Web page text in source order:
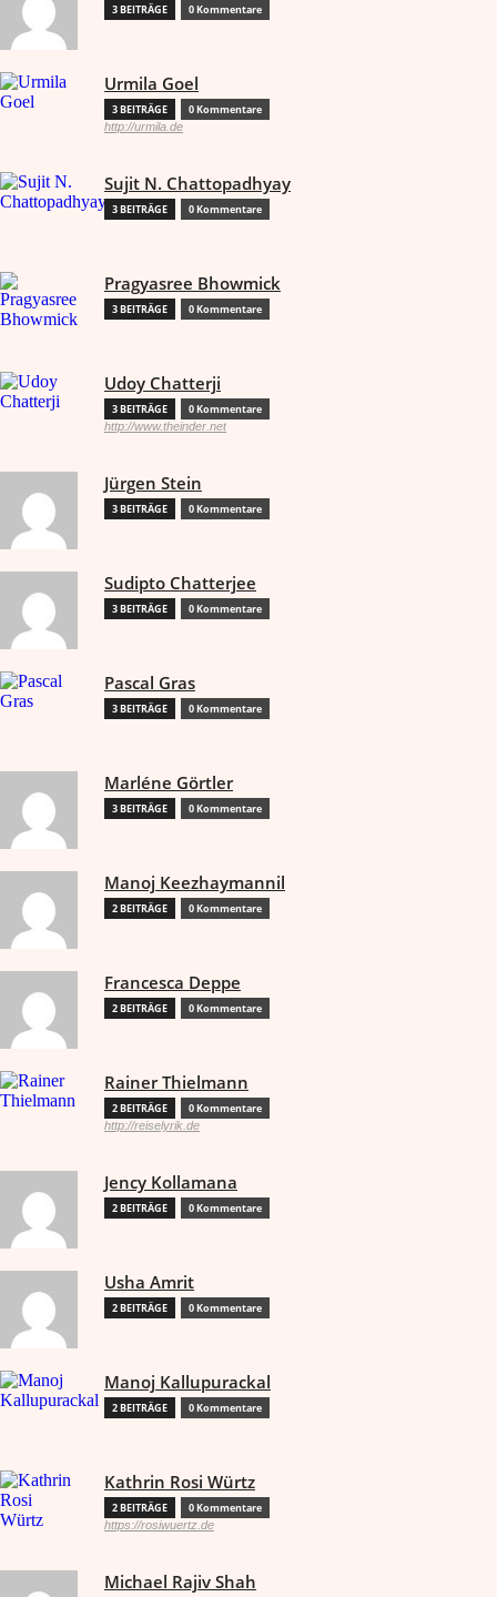
3 BEITRÄGE 0 Kommentare
Urmila Goel
3 BEITRÄGE 0 Kommentare
http://urmila.de
Sujit N. Chattopadhyay
3 BEITRÄGE 0 Kommentare
Pragyasree Bhowmick
3 BEITRÄGE 0 Kommentare
Udoy Chatterji
3 BEITRÄGE 0 Kommentare
http://www.theinder.net
Jürgen Stein
3 BEITRÄGE 0 Kommentare
Sudipto Chatterjee
3 BEITRÄGE 0 Kommentare
Pascal Gras
3 BEITRÄGE 0 Kommentare
Marléne Görtler
3 BEITRÄGE 0 Kommentare
Manoj Keezhaymannil
2 BEITRÄGE 0 Kommentare
Francesca Deppe
2 BEITRÄGE 0 Kommentare
Rainer Thielmann
2 BEITRÄGE 0 Kommentare
http://reiselyrik.de
Jency Kollamana
2 BEITRÄGE 0 Kommentare
Usha Amrit
2 BEITRÄGE 0 Kommentare
Manoj Kallupurackal
2 BEITRÄGE 0 Kommentare
Kathrin Rosi Würtz
2 BEITRÄGE 0 Kommentare
https://rosiwuertz.de
Michael Rajiv Shah